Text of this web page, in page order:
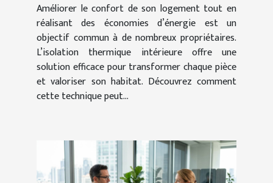
Améliorer le confort de son logement tout en
réalisant des économies d’énergie est un
objectif commun à de nombreux propriétaires.
L’isolation thermique intérieure offre une
solution efficace pour transformer chaque pièce
et valoriser son habitat. Découvrez comment
cette technique peut...